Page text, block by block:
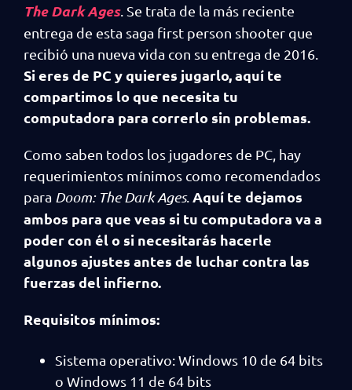
The Dark Ages. Se trata de la más reciente
entrega de esta saga first person shooter que
recibió una nueva vida con su entrega de 2016.
Si eres de PC y quieres jugarlo, aquí te
compartimos lo que necesita tu
computadora para correrlo sin problemas.
Como saben todos los jugadores de PC, hay
requerimientos mínimos como recomendados
para Doom: The Dark Ages. Aquí te dejamos
ambos para que veas si tu computadora va a
poder con él o si necesitarás hacerle
algunos ajustes antes de luchar contra las
fuerzas del infierno.
Requisitos mínimos:
Sistema operativo: Windows 10 de 64 bits
o Windows 11 de 64 bits